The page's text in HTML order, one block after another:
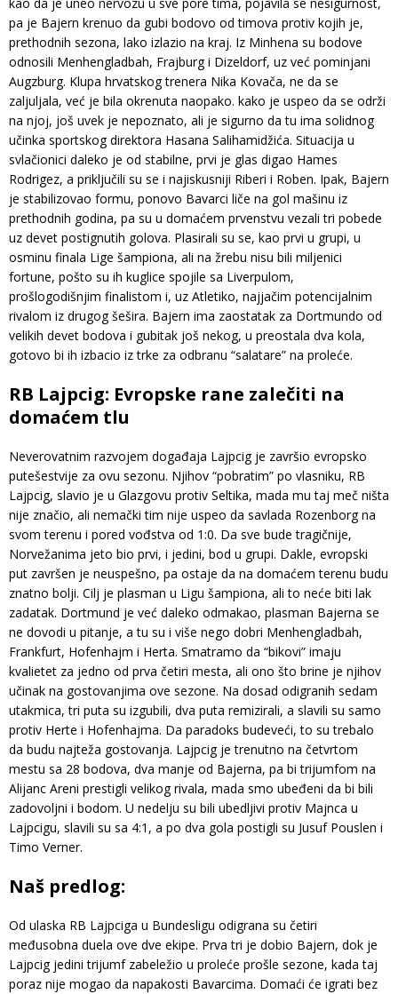
kao da je uneo nervozu u sve pore tima, pojavila se nesigurnost,
pa je Bajern krenuo da gubi bodovo od timova protiv kojih je,
prethodnih sezona, lako izlazio na kraj. Iz Minhena su bodove
odnosili Menhengladbah, Frajburg i Dizeldorf, uz već pominjani
Augzburg. Klupa hrvatskog trenera Nika Kovača, ne da se
zaljuljala, već je bila okrenuta naopako. kako je uspeo da se održi
na njoj, još uvek je nepoznato, ali je sigurno da tu ima solidnog
učinka sportskog direktora Hasana Salihamidžića. Situacija u
svlačionici daleko je od stabilne, prvi je glas digao Hames
Rodrigez, a priključili su se i najiskusniji Riberi i Roben. Ipak, Bajern
je stabilizovao formu, ponovo Bavarci liče na gol mašinu iz
prethodnih godina, pa su u domaćem prvenstvu vezali tri pobede
uz devet postignutih golova. Plasirali su se, kao prvi u grupi, u
osminu finala Lige šampiona, ali na žrebu nisu bili miljenici
fortune, pošto su ih kuglice spojile sa Liverpulom,
prošlogodišnjim finalistom i, uz Atletiko, najjačim potencijalnim
rivalom iz drugog šešira. Bajern ima zaostatak za Dortmundo od
velikih devet bodova i gubitak još nekog, u preostala dva kola,
gotovo bi ih izbacio iz trke za odbranu “salatare” na proleće.
RB Lajpcig: Evropske rane zalečiti na
domaćem tlu
Neverovatnim razvojem događaja Lajpcig je završio evropsko
putešestvije za ovu sezonu. Njihov “pobratim” po vlasniku, RB
Lajpcig, slavio je u Glazgovu protiv Seltika, mada mu taj meč ništa
nije značio, ali nemački tim nije uspeo da savlada Rozenborg na
svom terenu i pored vođstva od 1:0. Da sve bude tragičnije,
Norvežanima jeto bio prvi, i jedini, bod u grupi. Dakle, evropski
put završen je neuspešno, pa ostaje da na domaćem terenu budu
znatno bolji. Cilj je plasman u Ligu šampiona, ali to neće biti lak
zadatak. Dortmund je već daleko odmakao, plasman Bajerna se
ne dovodi u pitanje, a tu su i više nego dobri Menhengladbah,
Frankfurt, Hofenhajm i Herta. Smatramo da “bikovi” imaju
kvalietet za jedno od prva četiri mesta, ali ono što brine je njihov
učinak na gostovanjima ove sezone. Na dosad odigranih sedam
utakmica, tri puta su izgubili, dva puta remizirali, a slavili su samo
protiv Herte i Hofenhajma. Da paradoks budeveći, to su trebalo
da budu najteža gostovanja. Lajpcig je trenutno na četvrtom
mestu sa 28 bodova, dva manje od Bajerna, pa bi trijumfom na
Alijanc Areni prestigli velikog rivala, mada smo ubeđeni da bi bili
zadovoljni i bodom. U nedelju su bili ubedljivi protiv Majnca u
Lajpcigu, slavili su sa 4:1, a po dva gola postigli su Jusuf Pouslen i
Timo Verner.
Naš predlog:
Od ulaska RB Lajpciga u Bundesligu odigrana su četiri
međusobna duela ove dve ekipe. Prva tri je dobio Bajern, dok je
Lajpcig jedini trijumf zabeležio u proleće prošle sezone, kada taj
poraz nije mogao da napakosti Bavarcima. Domaći će igrati bez